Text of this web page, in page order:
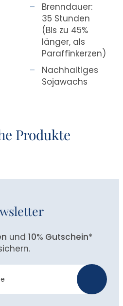
Brenndauer:
35 Stunden
(Bis zu 45%
länger, als
Paraffinkerzen)
Nachhaltiges
Sojawachs
Produkte
und 10% Gutschein*